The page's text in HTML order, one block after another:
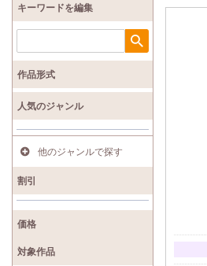
キーワードを編集
検索
作品形式
人気のジャンル
他のジャンルで探す
割引
価格
対象作品